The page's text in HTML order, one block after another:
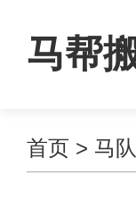
马帮
首页 > 马